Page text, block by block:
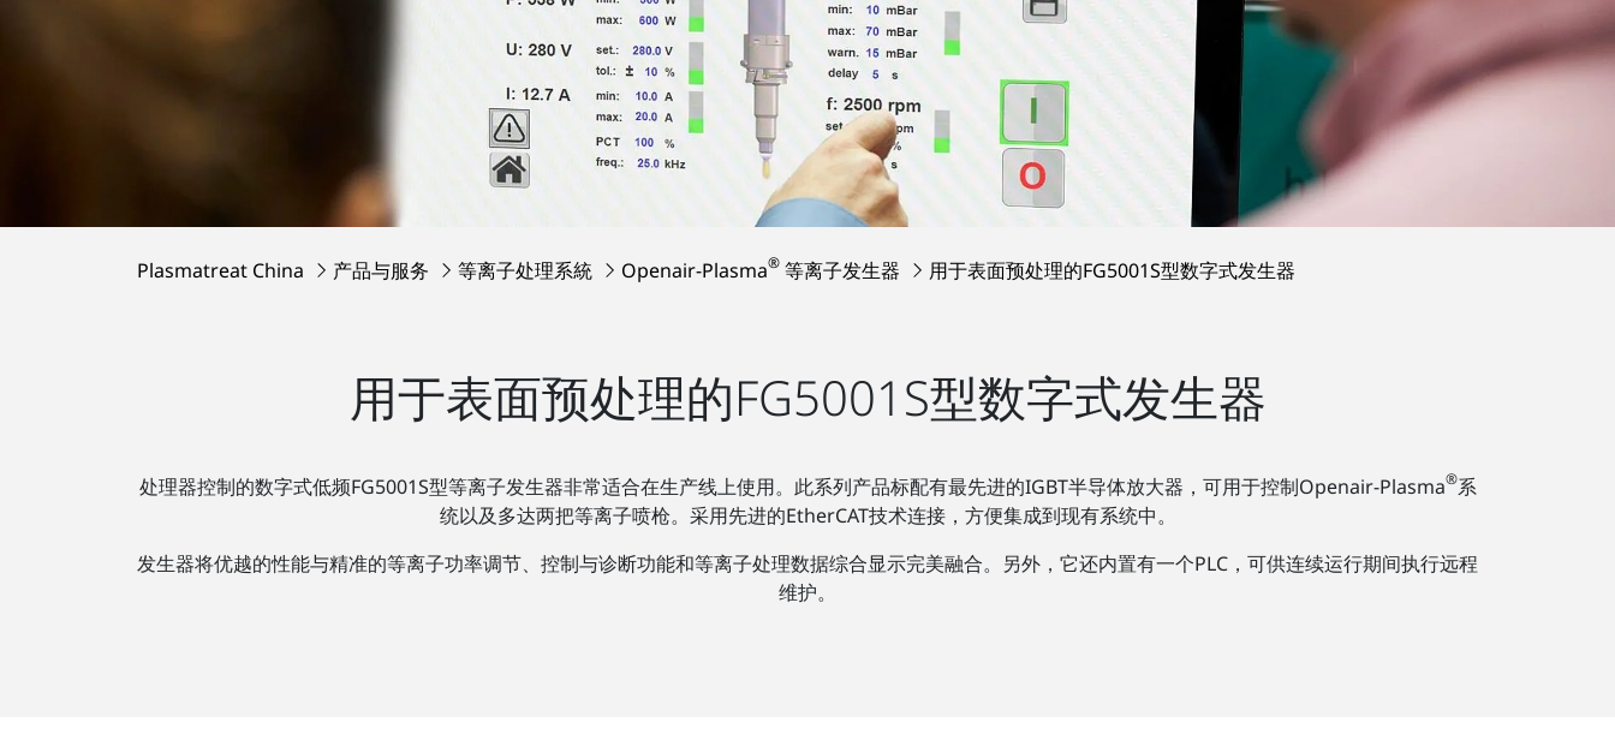
Plasmatreat China 产品与服务 等离子处理系統 Openair-Plasma® 等离子发生器 用于表面预处理的FG5001S型数字式发生器
用于表面预处理的FG5001S型数字式发生器
处理器控制的数字式低频FG5001S型等离子发生器非常适合在生产线上使用。此系列产品标配有最先进的IGBT半导体放大器，可用于控制Openair-Plasma®系
统以及多达两把等离子喷枪。采用先进的EtherCAT技术连接，方便集成到现有系统中。
发生器将优越的性能与精准的等离子功率调节、控制与诊断功能和等离子处理数据综合显示完美融合。另外，它还内置有一个PLC，可供连续运行期间执行远程
维护。